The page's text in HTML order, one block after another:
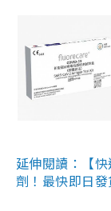
延伸閱讀：【
劑！最快即日